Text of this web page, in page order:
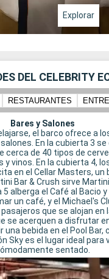
Explorar
DEL CELEBRITY
RESTAURANTES
Bares y Salones
el barco ofrece a
En la cubierta 3 se
cerca de 40 tipos de
vinos. En la cubierta 4,
en el Cellar Masters, un
Bar & Crush sirve
alberga el Café al Bacio y
un café, y el Michael's
que se alojan en
se acerquen a disfrutar
una bebida en el Pool Bar,
Sky es el lugar ideal para
sentado.